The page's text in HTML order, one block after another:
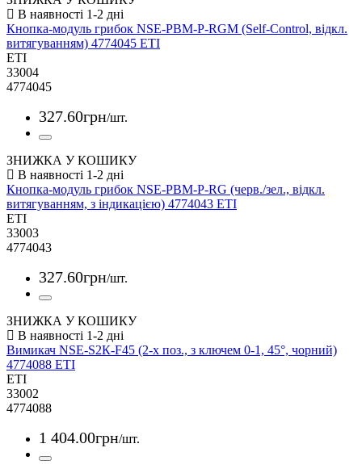
Кнопка-модуль грибок NSE-PBM-P-RGM (Self-Control, відкл.
витягуванням) 4774045 ETI
ETI
33004
4774045
327.60грн/шт.
ЗНИЖКА У КОШИКУ
Кнопка-модуль грибок NSE-PBM-P-RG (черв./зел., відкл.
витягуванням, з індикацією) 4774043 ETI
ETI
33003
4774043
327.60грн/шт.
ЗНИЖКА У КОШИКУ
Вимикач NSE-S2К-F45 (2-х поз., з ключем 0-1, 45°, чорний)
4774088 ETI
ETI
33002
4774088
1 404.00грн/шт.